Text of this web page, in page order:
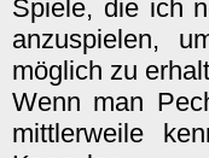
Spiele, die ich
anzuspielen,
möglich zu
Wenn man
mittlerweile